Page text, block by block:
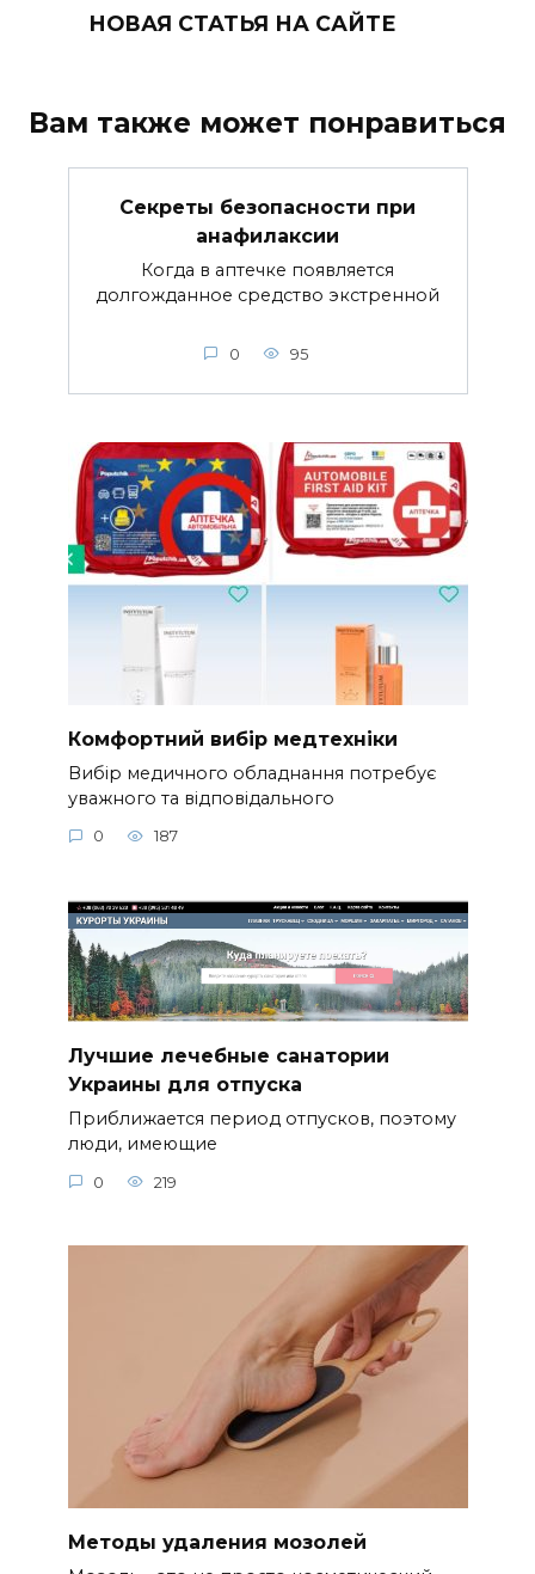
НОВАЯ СТАТЬЯ НА САЙТЕ
Вам также может понравиться
Секреты безопасности при
анафилаксии
Когда в аптечке появляется
долгожданное средство экстренной
0 95
Комфортний вибір медтехніки
Вибір медичного обладнання потребує
уважного та відповідального
0 187
Лучшие лечебные санатории
Украины для отпуска
Приближается период отпусков, поэтому
люди, имеющие
0 219
Методы удаления мозолей